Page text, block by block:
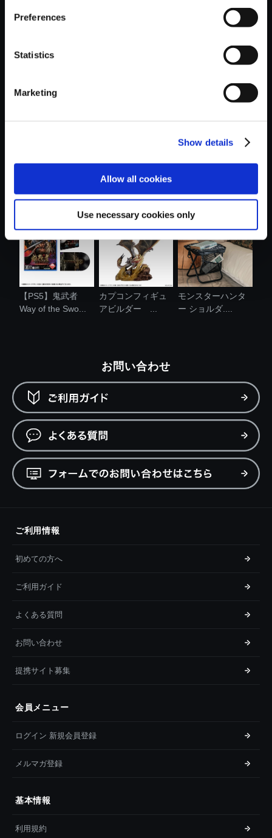
Preferences
Statistics
Marketing
Show details
Allow all cookies
Use necessary cookies only
【PS5】グラン
【PS5】鬼武者
Way of the Swo...
カプコンフィギュ
アビルダー ...
モンスターハンタ
ー ショルダ....
お問い合わせ
ご利用情報
初めての方へ
ご利用ガイド
よくある質問
お問い合わせ
提携サイト募集
会員メニュー
ログイン 新規会員登録
メルマガ登録
基本情報
利用規約